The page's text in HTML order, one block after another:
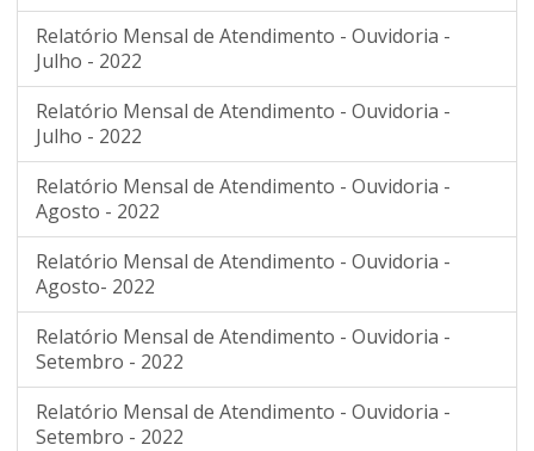
Relatório Mensal de Atendimento - Ouvidoria -
Julho - 2022
Relatório Mensal de Atendimento - Ouvidoria -
Julho - 2022
Relatório Mensal de Atendimento - Ouvidoria -
Agosto - 2022
Relatório Mensal de Atendimento - Ouvidoria -
Agosto- 2022
Relatório Mensal de Atendimento - Ouvidoria -
Setembro - 2022
Relatório Mensal de Atendimento - Ouvidoria -
Setembro - 2022